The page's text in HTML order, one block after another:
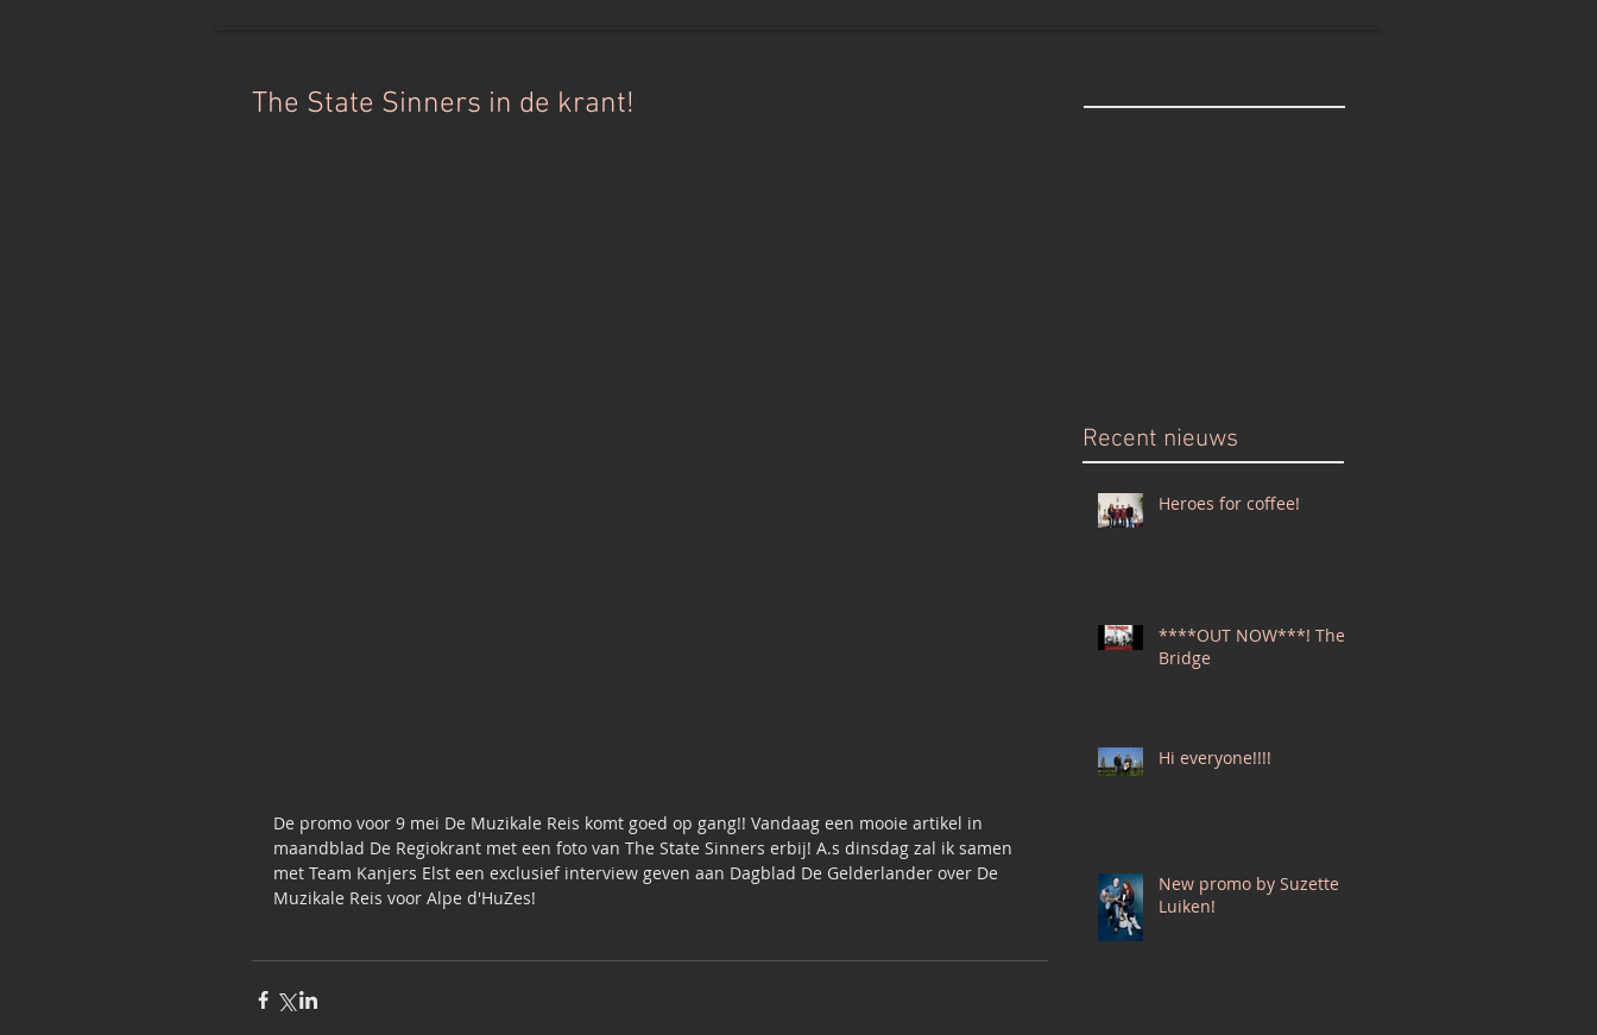
The State Sinners in de krant!
De promo voor 9 mei De Muzikale Reis komt goed op gang!! Vandaag een mooie artikel in
maandblad De Regiokrant met een foto van The State Sinners erbij! A.s dinsdag zal ik samen
met Team Kanjers Elst een exclusief interview geven aan Dagblad De Gelderlander over De
Muzikale Reis voor Alpe d'HuZes!
Recent nieuws
Heroes for coffee!
****OUT NOW***! The
Bridge
Hi everyone!!!!
New promo by Suzette
Luiken!